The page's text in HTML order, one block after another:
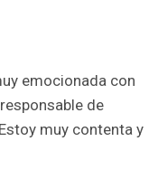
emocionada con
de
muy contenta y